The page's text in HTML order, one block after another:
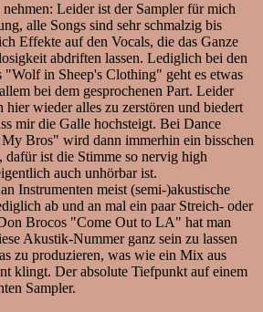
Leider ist der Sampler für mich
alle Songs sind sehr schmalzig bis
Effekte auf den Vocals, die das Ganze
abdriften lassen. Lediglich bei den
"Wolf in Sheep's Clothing" geht es etwas
bei dem gesprochenen Part. Leider
hier wieder alles zu zerstören und biedert
mir die Galle hochsteigt. Bei Dance
Bros" wird dann immerhin ein bisschen
dafür ist die Stimme so nervig high
auch unhörbar ist.
Instrumenten meist (semi-)akustische
ab und an mal ein paar Streich- oder
Brocos "Come Out to LA" hat man
Akustik-Nummer ganz sein zu lassen
zu produzieren, was wie ein Mix aus
klingt. Der absolute Tiefpunkt auf einem
Sampler.